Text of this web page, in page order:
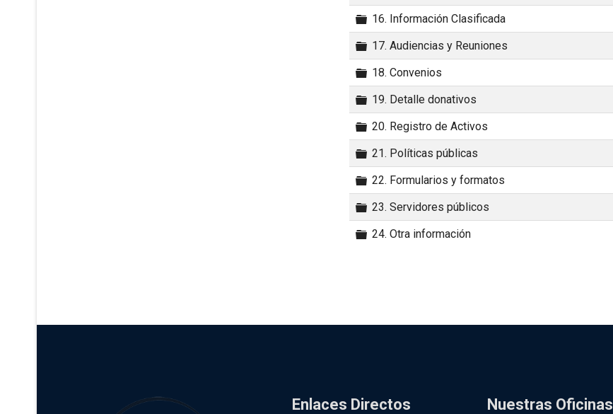
Carpeta
16. Información Clasificada
Carpeta
17. Audiencias y Reuniones
Carpeta
18. Convenios
Carpeta
19. Detalle donativos
Carpeta
20. Registro de Activos
Carpeta
21. Políticas públicas
Carpeta
22. Formularios y formatos
Carpeta
23. Servidores públicos
Carpeta
24. Otra información
Enlaces Directos Nuestras Oficinas